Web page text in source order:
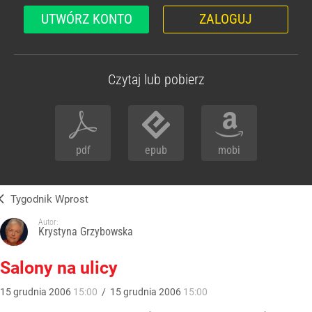
UTWÓRZ KONTO ZALOGUJ
Czytaj lub pobierz
pdf epub mobi
Tygodnik Wprost
Autor:
Krystyna Grzybowska
Salony na ulicy
15grudnia 2006 15:00 / 15grudnia 2006 15:00